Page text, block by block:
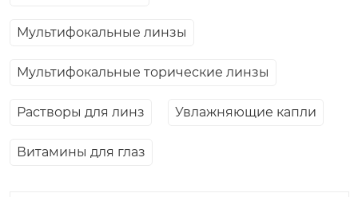
Мультифокальные линзы
Мультифокальные торические линзы
Растворы для линз Увлажняющие капли
Витамины для глаз